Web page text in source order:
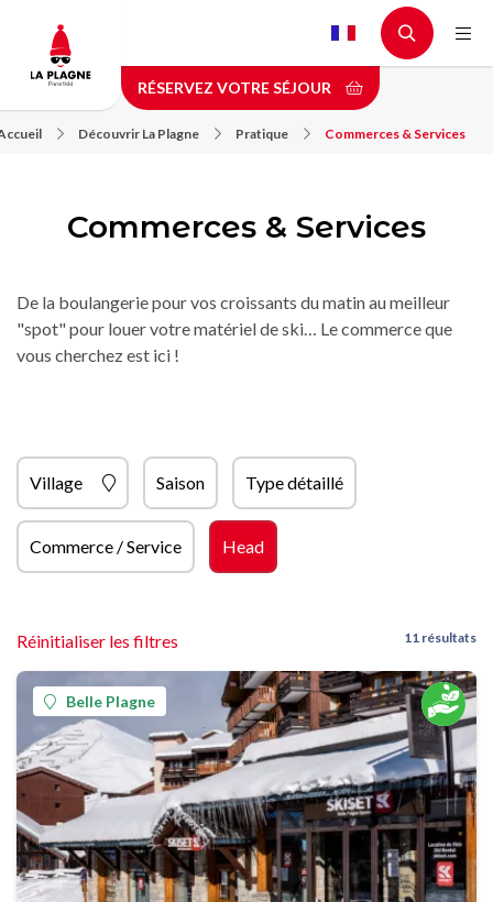
contenu
principal
RÉSERVEZ VOTRE SÉJOUR
Découvrir La Plagne Pratique Commerces & Services
Commerces & Services
De la boulangerie pour vos croissants du matin au meilleur
"spot" pour louer votre matériel de ski… Le commerce que
vous cherchez est ici !
Village Saison Type détaillé
Commerce / Service Head
Réinitialiser les filtres 11 résultats
Belle Plagne